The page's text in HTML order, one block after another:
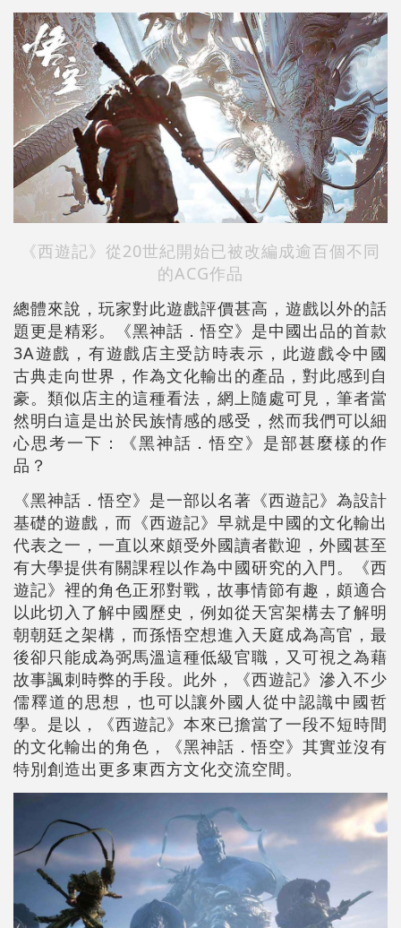
《西遊記》從20世紀開始已被改編成逾百個不同
的ACG作品
總體來說，玩家對此遊戲評價甚高，遊戲以外的話
題更是精彩。《黑神話．悟空》是中國出品的首款
3A遊戲，有遊戲店主受訪時表示，此遊戲令中國
古典走向世界，作為文化輸出的產品，對此感到自
豪。類似店主的這種看法，網上隨處可見，筆者當
然明白這是出於民族情感的感受，然而我們可以細
心思考一下：《黑神話．悟空》是部甚麼樣的作
品？
《黑神話．悟空》是一部以名著《西遊記》為設計
基礎的遊戲，而《西遊記》早就是中國的文化輸出
代表之一，一直以來頗受外國讀者歡迎，外國甚至
有大學提供有關課程以作為中國研究的入門。《西
遊記》裡的角色正邪對戰，故事情節有趣，頗適合
以此切入了解中國歷史，例如從天宮架構去了解明
朝朝廷之架構，而孫悟空想進入天庭成為高官，最
後卻只能成為弼馬溫這種低級官職，又可視之為藉
故事諷刺時弊的手段。此外，《西遊記》滲入不少
儒釋道的思想，也可以讓外國人從中認識中國哲
學。是以，《西遊記》本來已擔當了一段不短時間
的文化輸出的角色，《黑神話．悟空》其實並沒有
特別創造出更多東西方文化交流空間。